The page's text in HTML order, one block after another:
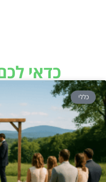
כדאי
כללי